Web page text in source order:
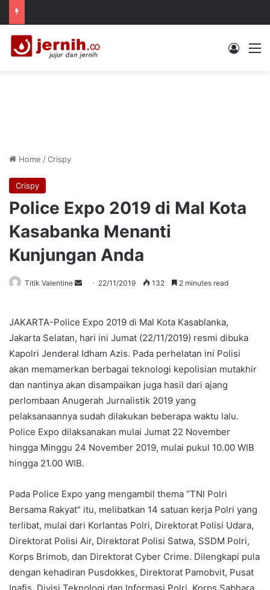
Log In
Home /Crispy
Crispy
Police Expo 2019 di Mal Kota
Kasabanka Menanti
Kunjungan Anda
Titik Valentine
Send 22/11/2019 132 2 minutes read
JAKARTA-Police Expo 2019 di Mal Kota Kasablanka,
Jakarta Selatan, hari ini Jumat (22/11/2019) resmi dibuka
Kapolri Jenderal Idham Azis. Pada perhelatan ini Polisi
akan memamerkan berbagai teknologi kepolisian mutakhir
dan nantinya akan disampaikan juga hasil dari ajang
perlombaan Anugerah Jurnalistik 2019 yang
pelaksanaannya sudah dilakukan beberapa waktu lalu.
Police Expo dilaksanakan mulai Jumat 22 November
hingga Minggu 24 November 2019, mulai pukul 10.00 WIB
hingga 21.00 WIB.
Pada Police Expo yang mengambil thema “TNI Polri
Bersama Rakyat” itu, melibatkan 14 satuan kerja Polri yang
terlibat, mulai dari Korlantas Polri, Direktorat Polisi Udara,
Direktorat Polisi Air, Direktorat Polisi Satwa, SSDM Polri,
Korps Brimob, dan Direktorat Cyber Crime. Dilengkapi pula
dengan kehadiran Pusdokkes, Direktorat Pamobvit, Pusat